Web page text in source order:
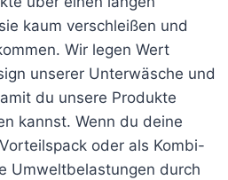
kaum verschleißen und
Wir legen Wert
unserer Unterwäsche und
du unsere Produkte
kannst. Wenn du deine
oder als Kombi-
Umweltbelastungen durch